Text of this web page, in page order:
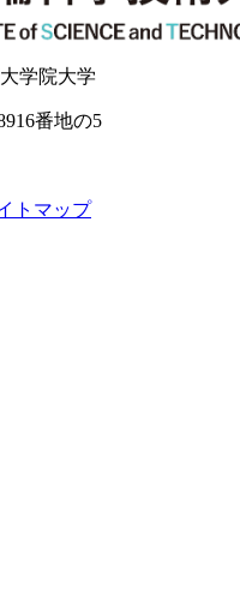
学院大学
番地の5
トマップ